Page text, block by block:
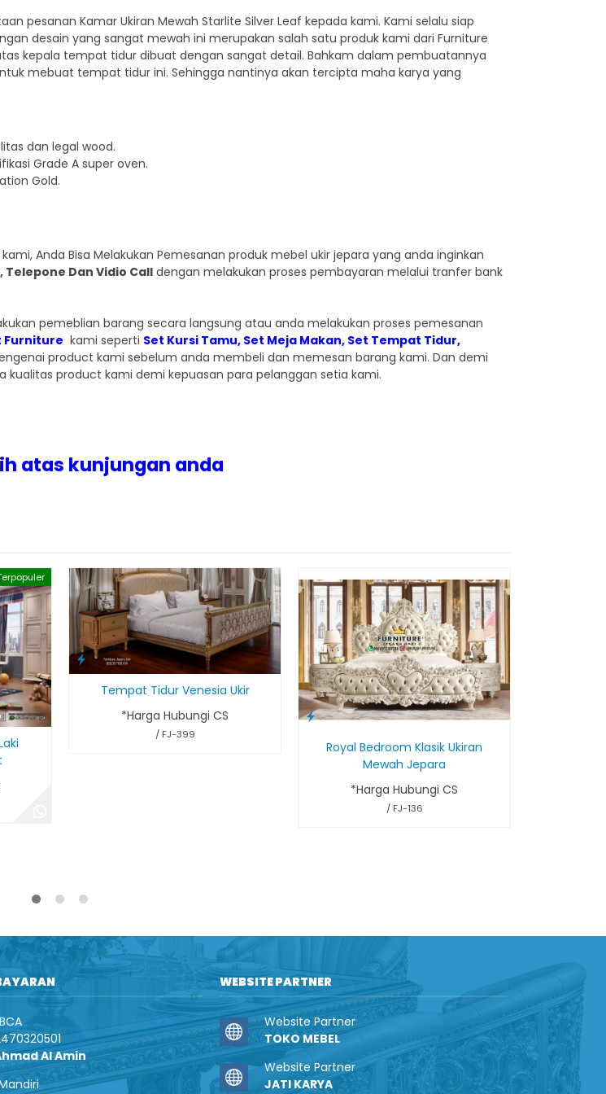
pesanan Kamar Ukiran Mewah Starlite Silver Leaf kepada kami. Kami selalu siap
desain yang sangat mewah ini merupakan salah satu produk kami dari Furniture
kepala tempat tidur dibuat dengan sangat detail. Bahkam dalam pembuatannya
mebuat tempat tidur ini. Sehingga nantinya akan tercipta maha karya yang
dan legal wood.
Grade A super oven.
Gold.
Anda Bisa Melakukan Pemesanan produk mebel ukir jepara yang anda inginkan
Telepone Dan Vidio Call dengan melakukan proses pembayaran melalui tranfer bank
pemeblian barang secara langsung atau anda melakukan proses pemesanan
Furniture kami seperti Set Kursi Tamu, Set Meja Makan, Set Tempat Tidur,
product kami sebelum anda membeli dan memesan barang kami. Dan demi
product kami demi kepuasan para pelanggan setia kami.
atas kunjungan anda
Tempat Tidur Venesia Ukir
*Harga Hubungi CS
/ FJ-399
Royal Bedroom Klasik Ukiran
Mewah Jepara
*Harga Hubungi CS
/ FJ-136
Al Amin
WEBSITE PARTNER
Website Partner
TOKO MEBEL
Website Partner
JATI KARYA